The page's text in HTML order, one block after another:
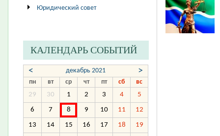
Юридический совет
КАЛЕНДАРЬ СОБЫТИЙ
< декабрь 2021 >
пн вт ср чт пт сб
вс
29
30 1 2 3 4 5
6 7 8 9 10 11 12
13 14 15 16 17 18 19